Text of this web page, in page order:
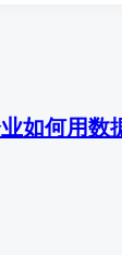
如何用数